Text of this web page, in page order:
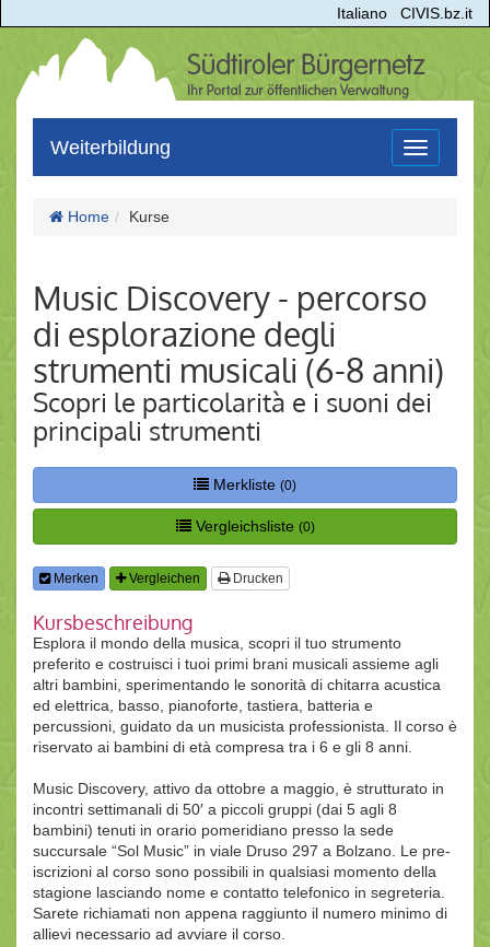
Italiano CIVIS.bz.it
Toggle
navigation
Weiterbildung
Home Kurse
Music Discovery - percorso
di esplorazione degli
strumenti musicali (6-8 anni)
Scopri le particolarità e i suoni dei
principali strumenti
Merkliste (0)
Vergleichsliste (0)
Merken Vergleichen Drucken
Kursbeschreibung
Esplora il mondo della musica, scopri il tuo strumento
preferito e costruisci i tuoi primi brani musicali assieme agli
altri bambini, sperimentando le sonorità di chitarra acustica
ed elettrica, basso, pianoforte, tastiera, batteria e
percussioni, guidato da un musicista professionista. Il corso è
riservato ai bambini di età compresa tra i 6 e gli 8 anni.
Music Discovery, attivo da ottobre a maggio, è strutturato in
incontri settimanali di 50′ a piccoli gruppi (dai 5 agli 8
bambini) tenuti in orario pomeridiano presso la sede
succursale “Sol Music” in viale Druso 297 a Bolzano. Le pre-
iscrizioni al corso sono possibili in qualsiasi momento della
stagione lasciando nome e contatto telefonico in segreteria.
Sarete richiamati non appena raggiunto il numero minimo di
allievi necessario ad avviare il corso.